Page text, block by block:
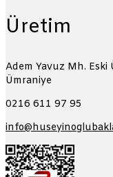
Üretim
Adem Yavuz Mh. Eski
Ümraniye
0216 611 97 95